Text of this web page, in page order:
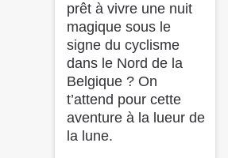
prêt à vivre une nuit
magique sous le
signe du cyclisme
dans le Nord de la
Belgique ? On
t’attend pour cette
aventure à la lueur de
la lune.